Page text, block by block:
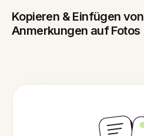
Kopieren & Einfügen von
Anmerkungen auf Fotos